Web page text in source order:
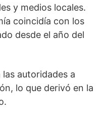
y medios locales.
coincidía con los
desde el año del
autoridades a
lo que derivó en la